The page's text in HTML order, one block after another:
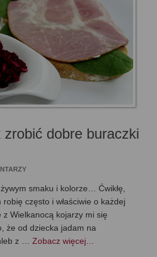
zrobić dobre buraczki
smaku i kolorze… Ćwikłę,
często i właściwie o każdej
z Wielkanocą kojarzy mi się
że od dziecka jadam na
z … Zobacz więcej…